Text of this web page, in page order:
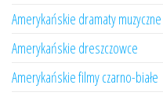
Amerykańskie dramaty muzyczne
Amerykańskie dreszczowce
Amerykańskie filmy czarno-białe